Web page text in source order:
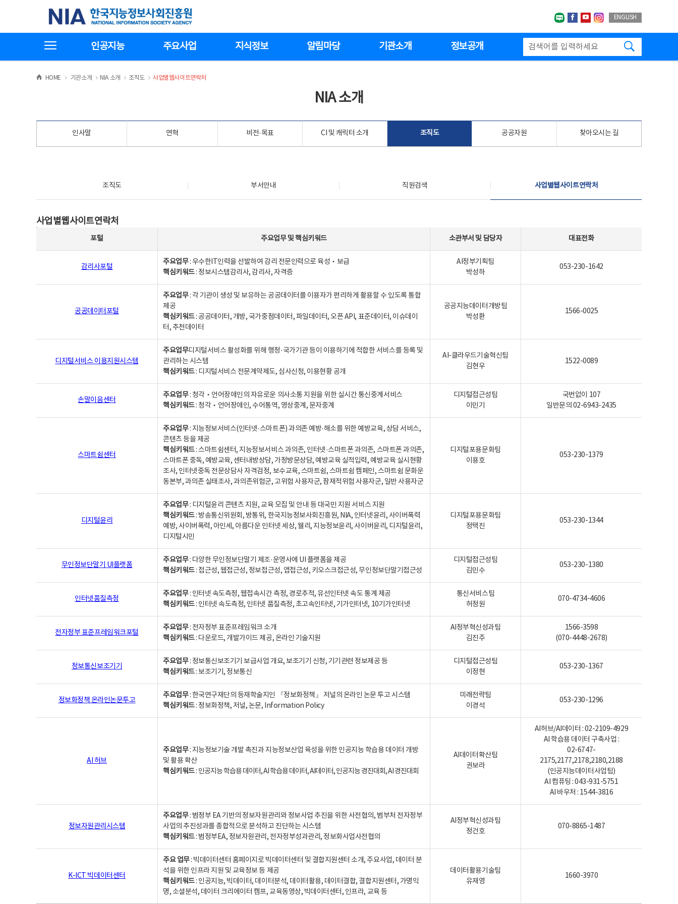
기
한국지능정보사회진흥원
네이버블로그
페이스북
유투브인스타그랩
ENGLISH
인공지능 주요사업 지식정보 알림마당 기관소개 정보공개
HOME >
기관소개 >NIA 소개 >
조직도 >
사업별웹사이트연락처
NIA 소개
인사말 연혁 비전·목표 CI 및 캐릭터 소개 조직도 공공자원 찾아오시는 길
조직도 부서안내 직원검색 사업별웹사이트연락처
사업별웹사이트연락처
포털 주요업무및핵심키워드 소관부서 및 담당자 대표전화
감리사포털
주요업무: 우수한IT인력을 선발하여 감리 전문인력으로 육성‧보급
핵심키워드: 정보시스템감리사, 감리사, 자격증
AI정부기획팀
박성하
053-230-1642
공공데이터포털
주요업무: 각 기관이 생성 및 보유하는 공공데이터를 이용자가 편리하게 활용할 수 있도록 통합
제공
핵심키워드: 공공데이터, 개방, 국가중점데이터, 파일데이터, 오픈 API, 표준데이터, 이슈데이
터, 추천데이터
공공지능데이터개방팀
박성환
1566-0025
디지털서비스 이용지원시스템
주요업무디지털서비스 활성화를 위해 행정·국가기관 등이 이용하기에 적합한 서비스를 등록 및
관리하는 시스템
핵심키워드: 디지털서비스 전문계약제도, 심사신청, 이용현황 공개
AI-클라우드기술혁신팀
김현우
1522-0089
손말이음센터
주요업무: 청각‧언어장애인의 자유로운 의사소통 지원을 위한 실시간 통신중계서비스
핵심키워드: 청각‧언어장애인, 수어통역, 영상중계, 문자중계
디지털접근성팀
이민기
국번없이 107
일반문의 02-6943-2435
스마트쉼센터
주요업무: 지능정보서비스(인터넷·스마트폰) 과의존 예방·해소를 위한 예방교육, 상담 서비스,
콘텐츠 등을 제공
핵심키워드: 스마트쉼센터, 지능정보서비스 과의존, 인터넷·스마트폰 과의존, 스마트폰 과의존,
스마트폰 중독, 예방교육, 센터내방상담, 가정방문상담, 예방교육 실적입력, 예방교육 실시현황
조사, 인터넷중독 전문상담사 자격검정, 보수교육, 스마트쉼, 스마트쉼 캠페인, 스마트쉼 문화운
동본부, 과의존 실태조사, 과의존위험군, 고위험 사용자군, 잠재적위험 사용자군, 일반 사용자군
디지털포용문화팀
이용호
053-230-1379
디지털윤리
주요업무: 디지털윤리 콘텐츠 지원, 교육 모집 및 안내 등 대국민 지원 서비스 지원
핵심키워드: 방송통신위원회, 방통위, 한국지능정보사회진흥원, NIA, 인터넷윤리, 사이버폭력
예방, 사이버폭력, 아인세, 아름다운 인터넷 세상, 웰리, 지능정보윤리, 사이버윤리, 디지털윤리,
디지털시민
디지털포용문화팀
정택진
053-230-1344
무인정보단말기 UI플랫폼
주요업무: 다양한 무인정보단말기 제조·운영사에 UI 플랫폼을 제공
핵심키워드: 접근성, 웹접근성, 정보접근성, 앱접근성, 키오스크접근성, 무인정보단말기접근성
디지털접근성팀
김민수
053-230-1380
인터넷품질측정
주요업무: 인터넷 속도측정, 웹접속시간 측정, 경로추적, 유선인터넷 속도 통계 제공
핵심키워드: 인터넷 속도측정, 인터넷 품질측정, 초고속인터넷, 기가인터넷, 10기가인터넷
통신서비스팀
허정원
070-4734-4606
전자정부 표준프레임워크포털
주요업무: 전자정부 표준프레임워크 소개
핵심키워드: 다운로드, 개발가이드 제공, 온라인 기술지원
AI정부혁신성과팀
김진주
1566-3598
(070-4448-2678)
정보통신보조기기
주요업무: 정보통신보조기기 보급사업 개요, 보조기기 신청, 기기관련 정보제공 등
핵심키워드: 보조기기, 정보통신
디지털접근성팀
이정현
053-230-1367
정보화정책 온라인논문투고
주요업무: 한국연구재단의 등재학술지인 『정보화정책』 저널의 온라인 논문 투고 시스템
핵심키워드: 정보화정책, 저널, 논문, Information Policy
미래전략팀
이경석
053-230-1296
AI 허브
주요업무: 지능정보기술 개발 촉진과 지능정보산업 육성을 위한 인공지능 학습용 데이터 개방
및 활용 확산
핵심키워드: 인공지능 학습용 데이터, AI 학습용 데이터, AI데이터, 인공지능 경진대회, AI 경진대회
AI데이터확산팀
권보라
AI허브/AI데이터 : 02-2109-4929
AI 학습용 데이터 구축사업 :
02-6747-
2175,2177,2178,2180,2188
(인공지능데이터사업팀)
AI 컴퓨팅 : 043-931-5751
AI 바우처 : 1544-3816
정보자원관리시스템
주요업무: 범정부 EA 기반의 정보자원관리와 정보사업 추진을 위한 사전협의, 범부처 전자정부
사업의 추진성과를 종합적으로 분석하고 진단하는 시스템
핵심키워드: 범정부EA, 정보자원관리, 전자정부성과관리, 정보화사업사전협의
AI정부혁신성과팀
정건호
070-8865-1487
K-ICT 빅데이터센터
주요 업무: 빅데이터센터 홈페이지로 빅데이터센터 및 결합지원센터 소개, 주요사업, 데이터 분
석을 위한 인프라 지원 및 교육정보 등 제공
핵심키워드: 인공지능, 빅데이터, 데이터분석, 데이터활용, 데이터결합, 결합지원센터, 가명익
명, 소셜분석, 데이터 크리에이터 캠프, 교육동영상, 빅데이터센터, 인프라, 교육 등
데이터활용기술팀
유재영
1660-3970